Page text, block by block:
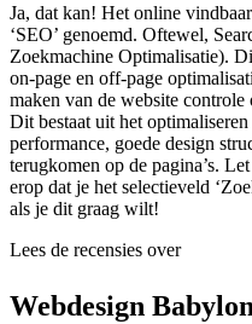
Ja, dat kan! Het online
‘SEO’ genoemd. Oftewel,
Zoekmachine Optimalisatie).
on-page en off-page
maken van de website
Dit bestaat uit het
performance, goede design
terugkomen op de pagina’s.
erop dat je het selectieveld
als je dit graag wilt!
Lees de recensies over
Webdesign